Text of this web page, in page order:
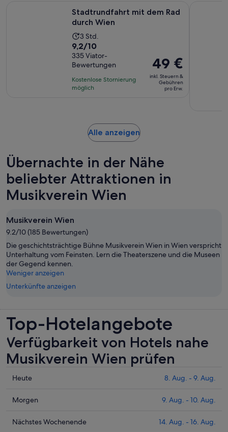
Stadtrundfahrt mit dem Rad
durch Wien
Die
Aktivität
dauert
3
Stunden
3 Std.
9.2
von
10,
basierend
auf
9,2/10
335 Viator-
Bewertungen
Kostenlose Stornierung
möglich
Der
Preis
beträgt
49 €
49 €
inkl. Steuern &
Gebühren
pro Erw.
Alle anzeigenWird
neuen
geöffnet
Übernachte in der Nähe
beliebter Attraktionen in
Musikverein Wien
Musikverein Wien
9.2/10 (185 Bewertungen)
Die geschichtsträchtige Bühne Musikverein Wien in Wien verspricht
Unterhaltung vom Feinsten. Lern die Theaterszene und die Museen
der Gegend kennen.
Weniger anzeigen
Unterkünfte anzeigen
Top-Hotelangebote
Verfügbarkeit von Hotels nahe
Musikverein Wien prüfen
Prüfe
Preise
Musikverein
Heute 8. Aug. - 9. Aug.
Prüfe
Preise
Morgen 9. Aug. - 10. Aug.
Prüfe
Nächstes Wochenende 14. Aug. - 16. Aug.